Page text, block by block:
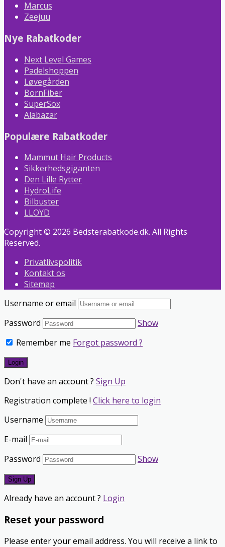
Marcus
Zeejuu
Nye Rabatkoder
Next Level Games
Padelshoppen
Løvegården
BornFiber
SuperSox
Alabazar
Populære Rabatkoder
Mammut Hair Products
Sikkerhedsgiganten
Den Lille Rytter
HydroLife
Bilbuster
LLOYD
Copyright © 2026 Bedsterabatkode.dk. All Rights
Reserved.
Privatlivspolitik
Kontakt os
Sitemap
Username or email
Password
Show
Remember me Forgot password ?
Don't have an account ? Sign Up
Registration complete ! Click here to login
Username
E-mail
Password
Show
Already have an account ? Login
Reset your password
Please enter your email address. You will receive a link to